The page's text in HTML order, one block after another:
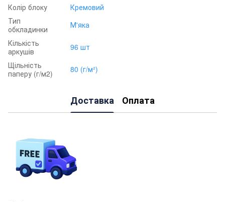
Колір блоку
Кремовий
Тип
обкладинки
М'яка
Кількість
аркушів
96 шт
Щільність
паперу (г/м2)
80 (г/м²)
Доставка Оплата